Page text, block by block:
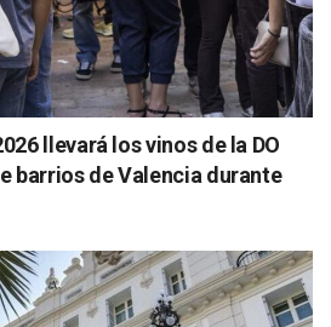
llevará los vinos de la DO
barrios de Valencia durante